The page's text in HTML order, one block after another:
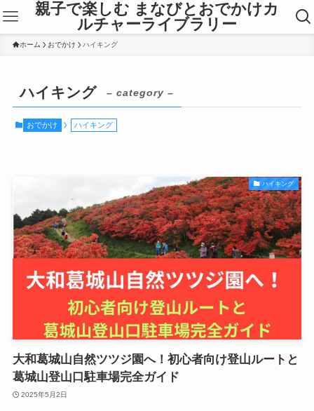
親子で楽しむ まなびとおでかけカ
ルチャーライブラリー
ホーム おでかけ ハイキング
ハイキング – category –
おでかけ ハイキング
ハイキング
大和葛城山自然ツツジ園へ！初心者向け登山ルートと
葛城山登山口駐車場完全ガイド
2025年5月2日